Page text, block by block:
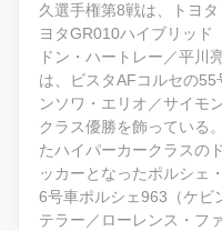
久選手権第8戦は、トヨ
ヨタGR010ハイブリッド
ドン・ハートレー／平川
は、ビスタAFコルセの
ンソワ・エリオ／サイモ
クラス優勝を飾ってい
たハイパーカークラスの
ッカーとなったポルシェ
6号車ポルシェ963（ケビ
テラー／ローレンス・フ